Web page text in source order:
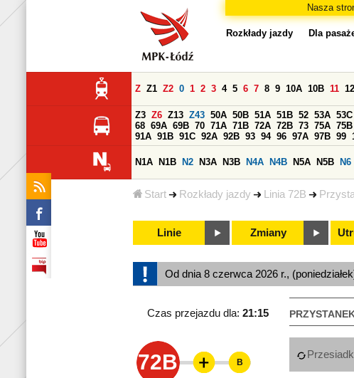
Nasza
Start Rozkłady jazdy Linia 72B
Rozkłady jazdy Dla
Z Z1 Z2 0 1 2 3 4 5 6 7 8 9 10A 10B 11 12
Z3 Z6 Z13 Z43 50A 50B 51A 51B 52 53A 53C
68 69A 69B 70 71A 71B 72A 72B 73 75A 75B
91A 91B 91C 92A 92B 93 94 96 97A 97B 99
N1A N1B N2 N3A N3B N4A N4B N5A N5B N6
Linie Zmiany
Od dnia 8 czerwca 2026 r.,
Czas przejazdu dla: 21:15
72B B